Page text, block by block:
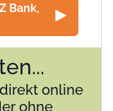
Bank,
online
ohne